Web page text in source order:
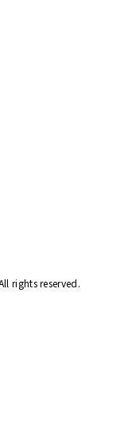
rights reserved.